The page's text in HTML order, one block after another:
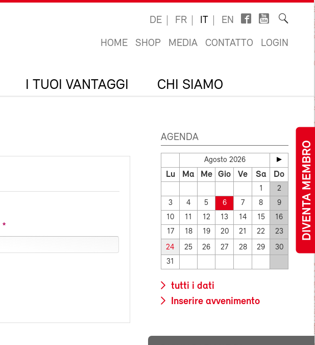
DIVENTA MEMBRO
DE FR IT EN
HOME SHOP MEDIA CONTATTO LOGIN
I TUOI VANTAGGI CHI SIAMO
AGENDA
Agosto 2026
Lu Ma Me Gio Ve Sa Do
1
2
3
4 5 6 7 8
9
10
11 12 13 14 15
16
17
18 19 20 21 22 23
24 25 26 27 28 29
30
31
tutti i dati
Inserire avvenimento